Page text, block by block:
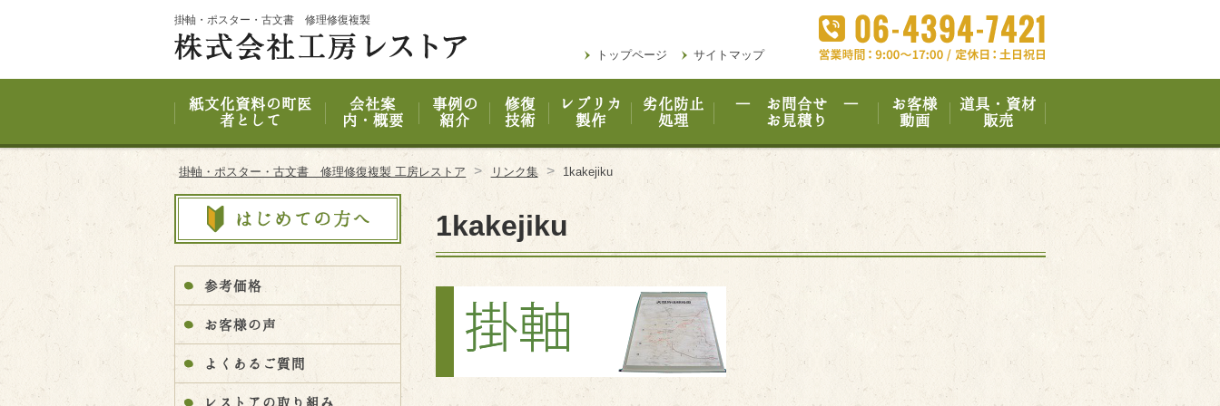
掛軸・ポスター・古文書 修理修復複製
トップページ サイトマップ
紙文化資料の町医
者として
会社案
内・概要
事例の
紹介
修復
技術
レプリカ
製作
劣化防止
処理
― お問合せ ―
お見積り
お客様
動画
道具・資材
販売
掛軸・ポスター・古文書 修理修復複製 工房レストア > リンク集 > 1kakejiku
1kakejiku
参考価格
お客様の声
よくあるご質問
レストアの取り組み